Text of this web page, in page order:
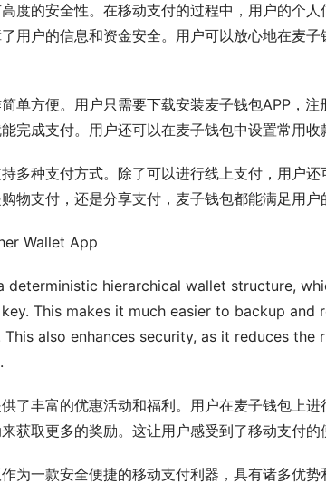
度的安全性。在移动支付的过程中，用户的个
用户的信息和资金安全。用户可以放心地在麦
单方便。用户只需要下载安装麦子钱包APP，
完成支付。用户还可以在麦子钱包中设置常用收
多种支付方式。除了可以进行线上支付，用户
物支付，还是分享支付，麦子钱包都能满足用户
Wallet App
deterministic hierarchical wallet structure,
This makes it much easier to backup and
also enhances security, as it reduces
了丰富的优惠活动和福利。用户在麦子钱包上
获取更多的奖励。这让用户感受到了移动支付的
为一款安全便捷的移动支付利器，具有诸多优